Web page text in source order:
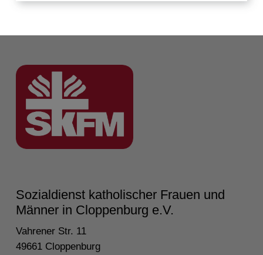
Sozialdienst katholischer Frauen und
Männer in Cloppenburg e.V.
Vahrener Str. 11
49661 Cloppenburg